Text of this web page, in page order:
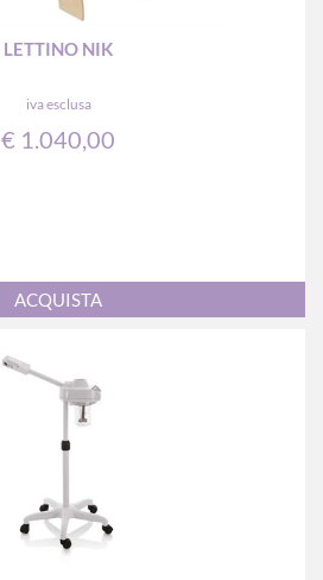
LETTINO NIK
iva esclusa
€ 1.040,00
Quantità
ACQUISTA